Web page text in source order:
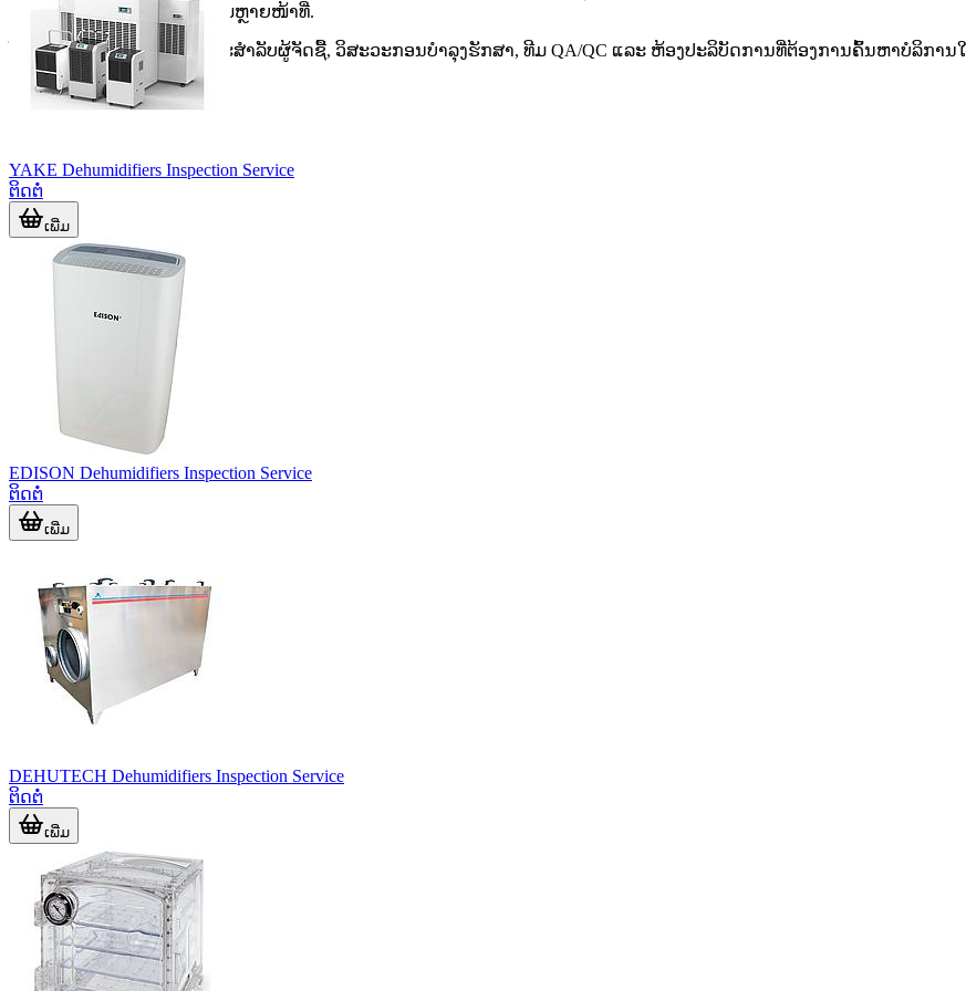
ສະດຸກໍ່ສ້າງ, ສິ່ງທໍ, ເຈ້ຍ ແລະ ກຸ່ມຫຼາຍໜ້າທີ່.
ໂຄງສ້າງຂອງໝວດແບບນີ້ເໝາະສໍາລັບຜູ້ຈັດຊື້, ວິສະວະກອນບໍາລຸງຮັກສາ, ທີມ QA/QC ແລະ ຫ້ອງປະລິບັດການທີ່ຕ້ອງການຄົ້ນຫາບໍລິກາ
YAKE Dehumidifiers Inspection Service
ຕິດຕໍ່
ເພີ່ມ
EDISON Dehumidifiers Inspection Service
ຕິດຕໍ່
ເພີ່ມ
DEHUTECH Dehumidifiers Inspection Service
ຕິດຕໍ່
ເພີ່ມ